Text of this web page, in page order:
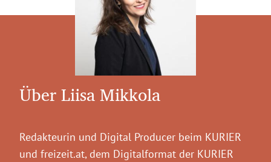
Über Liisa Mikkola
Redakteurin und Digital Producer beim KURIER
und freizeit.at, dem Digitalformat der KURIER